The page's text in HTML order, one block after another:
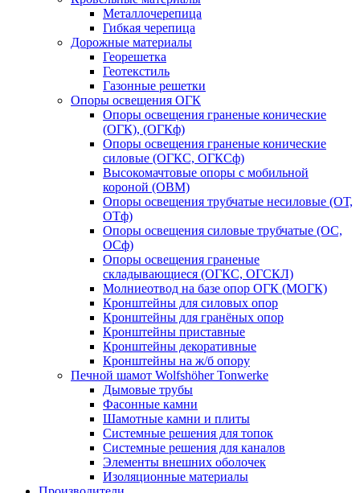
Металлочерепица
Гибкая черепица
Дорожные материалы
Георешетка
Геотекстиль
Газонные решетки
Опоры освещения ОГК
Опоры освещения граненые конические
(ОГК), (ОГКф)
Опоры освещения граненые конические
силовые (ОГКС, ОГКСф)
Высокомачтовые опоры с мобильной
короной (ОВМ)
Опоры освещения трубчатые несиловые (ОТ,
ОТф)
Опоры освещения силовые трубчатые (ОС,
ОСф)
Опоры освещения граненые
складывающиеся (ОГКС, ОГСКЛ)
Молниеотвод на базе опор ОГК (МОГК)
Кронштейны для силовых опор
Кронштейны для гранёных опор
Кронштейны приставные
Кронштейны декоративные
Кронштейны на ж/б опору
Печной шамот Wolfshöher Tonwerke
Дымовые трубы
Фасонные камни
Шамотные камни и плиты
Системные решения для топок
Системные решения для каналов
Элементы внешних оболочек
Изоляционные материалы